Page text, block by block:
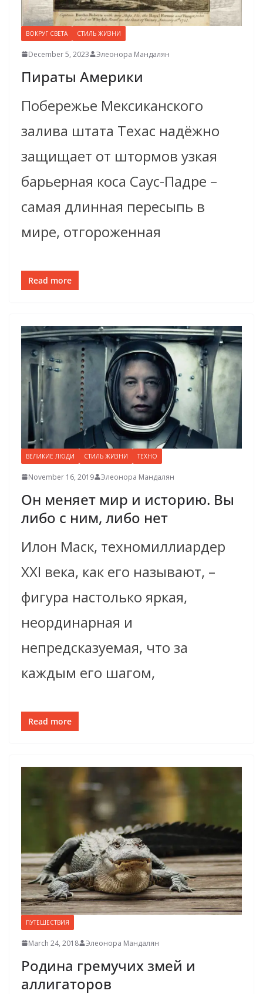
ВОКРУГ СВЕТА СТИЛЬ ЖИЗНИ
December 5, 2023 Элеонора Мандалян
Пираты Америки
Побережье Мексиканского
залива штата Техас надёжно
защищает от штормов узкая
барьерная коса Саус-Падре –
самая длинная пересыпь в
мире, отгороженная
Read more
ВЕЛИКИЕ ЛЮДИ СТИЛЬ ЖИЗНИ ТЕХНО
November 16, 2019 Элеонора Мандалян
Он меняет мир и историю. Вы
либо с ним, либо нет
Илон Маск, техномиллиардер
XXI века, как его называют, –
фигура настолько яркая,
неординарная и
непредсказуемая, что за
каждым его шагом,
Read more
ПУТЕШЕСТВИЯ
March 24, 2018 Элеонора Мандалян
Родина гремучих змей и
аллигаторов